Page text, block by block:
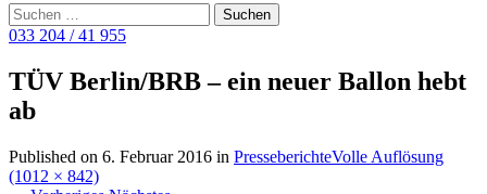
Suchen
nach:
033 204 / 41 955
TÜV Berlin/BRB – ein neuer Ballon hebt
ab
Published on 6. Februar 2016 in PresseberichteVolle Auflösung
(1012 × 842)